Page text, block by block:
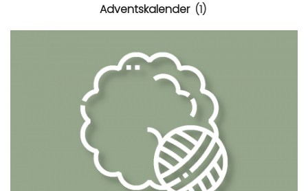
Adventskalender (1)